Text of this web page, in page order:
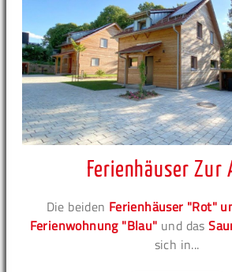
Ferienhäuser Zur
Die beiden Ferienhäuser "Rot"
Ferienwohnung "Blau" und das
sich in...